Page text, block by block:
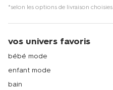
*selon les options de livraison choisies
vos univers favoris
bébé mode
enfant mode
bain